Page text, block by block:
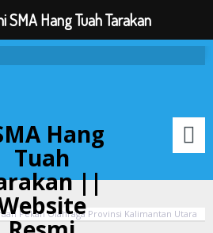
Pekan Olahraga Provinsi Kalimantan Utara
SMA Hang Tuah Tarakan